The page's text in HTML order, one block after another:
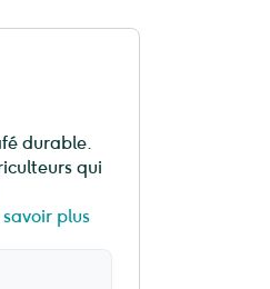
durable.
qui
savoir plus